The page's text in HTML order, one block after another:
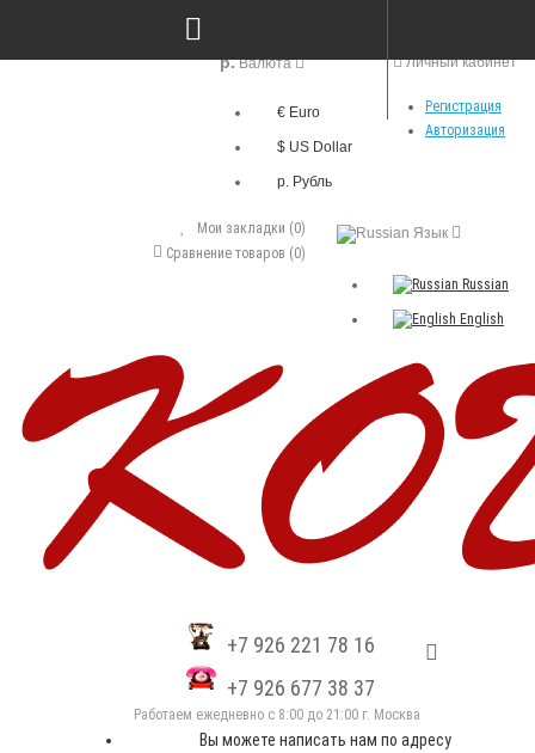
Личный кабинет
Регистрация
Авторизация
р. Валюта
€ Euro
$ US Dollar
р. Рубль
Язык
Russian
English
Мои закладки (0)
Сравнение товаров (0)
+7 926 221 78 16
+7 926 677 38 37
Работаем ежедневно с 8:00 до 21:00 г. Москва
Вы можете написать нам по адресу